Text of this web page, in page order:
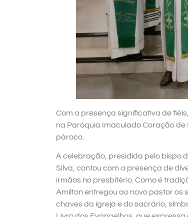
Com a presença significativa de
na Paróquia Imaculado Coração de
pároco.
A celebração, presidida pelo bispo
Silva, contou com a presença de
irmãos no presbitério. Como é
Amilton entregou ao novo pastor os
chaves da igreja e do sacrário,